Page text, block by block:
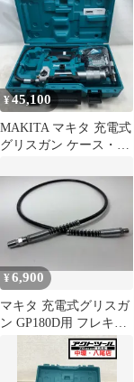
¥45,100
MAKITA マキタ 充電式
グリスガン ケース・充
GP180D ブルー
¥6,900
マキタ 充電式グリスガ
ン GP180D用 フレキシ
ブルホース1200